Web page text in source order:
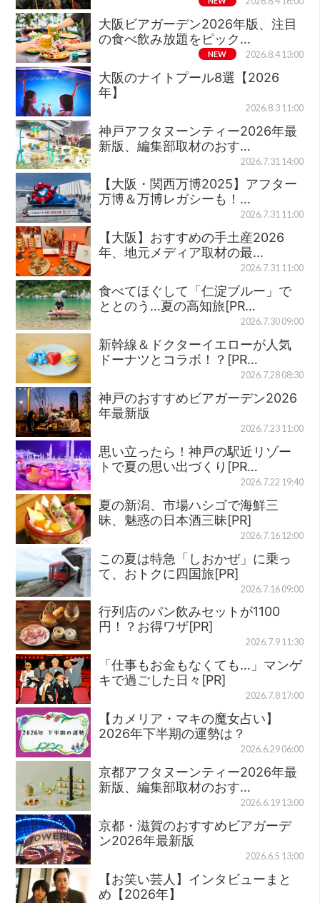
大阪ビアガーデン2026年版、注目
の食べ飲み放題をピック…
NEW 2026.8.4 13:00
大阪のナイトプール8選【2026
年】
2026.8.3 11:00
神戸アフタヌーンティー2026年最
新版、編集部取材のおす…
2026.7.31 14:00
【大阪・関西万博2025】アフター
万博＆万博レガシーも！…
2026.7.31 11:00
【大阪】おすすめの手土産2026
年、地元メディア取材の最…
2026.7.31 11:00
食べてほぐして「仁淀ブルー」で
ととのう…夏の高知旅[PR…
2026.7.30 09:00
新幹線＆ドクターイエローが人気
ドーナツとコラボ！？[PR…
2026.7.28 08:30
神戸のおすすめビアガーデン2026
年最新版
2026.7.23 11:00
思い立ったら！神戸の駅近リゾー
トで夏の思い出づくり[PR…
2026.7.22 19:40
夏の新潟、市場ハシゴで海鮮三
昧、魅惑の日本酒三昧[PR]
2026.7.16 12:00
この夏は特急「しおかぜ」に乗っ
て、おトクに四国旅[PR]
2026.7.16 09:00
行列店のパン飲みセットが1100
円！？お得ワザ[PR]
2026.7.9 11:30
「仕事もお金もなくても…」マンゲ
キで過ごした日々[PR]
2026.7.8 17:00
【カメリア・マキの魔女占い】
2026年下半期の運勢は？
2026.6.29 06:00
京都アフタヌーンティー2026年最
新版、編集部取材のおす…
2026.6.19 13:00
京都・滋賀のおすすめビアガーデ
ン2026年最新版
2026.6.5 13:00
【お笑い芸人】インタビューまと
め【2026年】